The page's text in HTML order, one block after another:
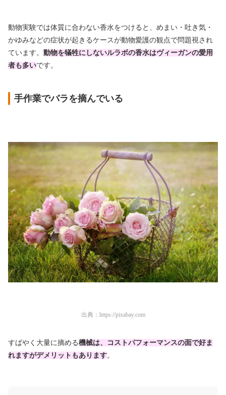
動物実験では体質に合わない香水をつけると、めまい・吐き気・
かゆみなどの症状が起きるケースが動物愛護の観点で問題視され
ています。 動物を犠牲にしないルラボの香水はヴィーガンの愛用
者も多いです。
手作業でバラを摘んでいる
出典： https://pixabay.com
すばやく大量に摘める機械は、コストパフォーマンスの面で好ま
れますがデメリットもあります。